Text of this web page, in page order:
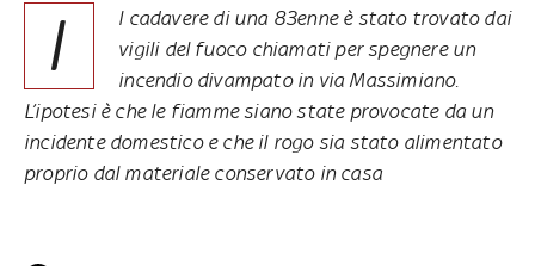
I
l cadavere di una 83enne è stato trovato dai
vigili del fuoco chiamati per spegnere un
incendio divampato in via Massimiano.
L’ipotesi è che le fiamme siano state provocate da un
incidente domestico e che il rogo sia stato alimentato
proprio dal materiale conservato in casa